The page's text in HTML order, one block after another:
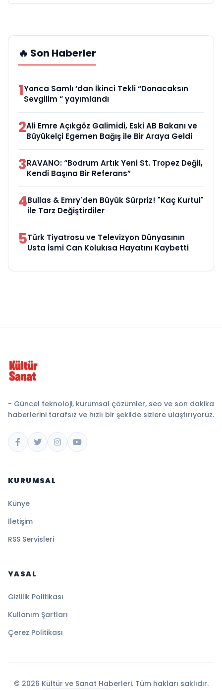
🔥 Son Haberler
1Yonca Samlı ‘dan İkinci Tekli “Donacaksın
Sevgilim “ yayımlandı
2Ali Emre Açıkgöz Galimidi, Eski AB Bakanı ve
Büyükelçi Egemen Bağış ile Bir Araya Geldi
3RAVANO: “Bodrum Artık Yeni St. Tropez Değil,
Kendi Başına Bir Referans”
4Bullas & Emry'den Büyük Sürpriz! "Kaç Kurtul"
ile Tarz Değiştirdiler
5Türk Tiyatrosu ve Televizyon Dünyasının
Usta İsmi Can Kolukısa Hayatını Kaybetti
- Güncel teknoloji, kurumsal çözümler, seo ve son dakika
haberlerini tarafsız ve hızlı bir şekilde sizlere ulaştırıyoruz.
KURUMSAL
Künye
İletişim
RSS Servisleri
YASAL
Gizlilik Politikası
Kullanım Şartları
Çerez Politikası
© 2026 Kültür ve Sanat Haberleri. Tüm hakları saklıdır.